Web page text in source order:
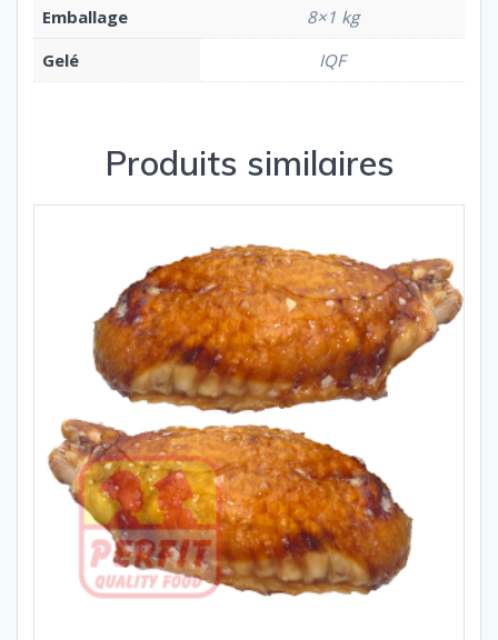
Emballage
8×1 kg
Gelé
IQF
Produits similaires